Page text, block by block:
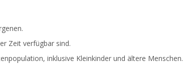
Zeit verfügbar sind.
inklusive Kleinkinder und ältere Menschen.